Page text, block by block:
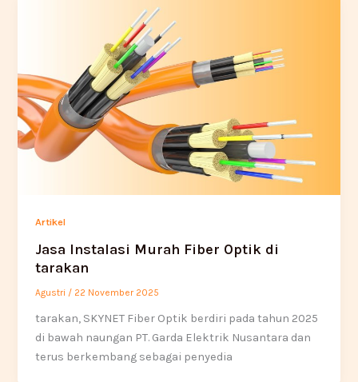
Artikel
Jasa Instalasi Murah Fiber Optik di
tarakan
Agustri / 22 November 2025
tarakan, SKYNET Fiber Optik berdiri pada tahun 2025
di bawah naungan PT. Garda Elektrik Nusantara dan
terus berkembang sebagai penyedia